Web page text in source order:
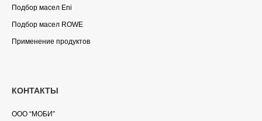
Подбор масел Eni
Подбор масел ROWE
Применение продуктов
КОНТАКТЫ
ООО “МОБИ”